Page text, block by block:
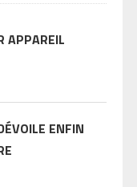
APPAREIL
ENFIN